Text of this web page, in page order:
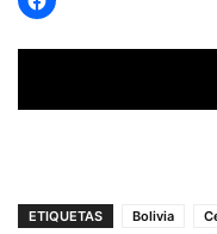
ETIQUETAS Bolivia